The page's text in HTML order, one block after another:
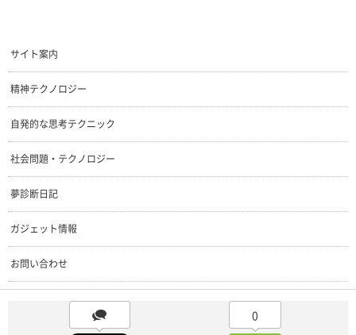
サイト案内
精神テクノロジー
自発的な思考テクニック
社会問題・テクノロジー
夢診断日記
ガジェット情報
お問い合わせ
0